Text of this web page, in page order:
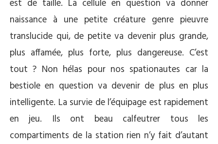
est de taille. La cellule en question va donner
naissance à une petite créature genre pieuvre
translucide qui, de petite va devenir plus grande,
plus affamée, plus forte, plus dangereuse. C’est
tout ? Non hélas pour nos spationautes car la
bestiole en question va devenir de plus en plus
intelligente. La survie de l’équipage est rapidement
en jeu. Ils ont beau calfeutrer tous les
compartiments de la station rien n’y fait d’autant